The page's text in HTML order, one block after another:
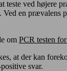
ved højere
en
om PCR testen
at der kan
svar.